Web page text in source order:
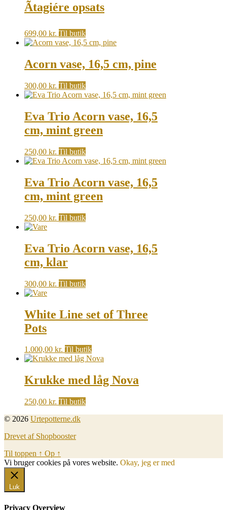
Ãtagiére opsats
699,00 kr. Til butik
Acorn vase, 16,5 cm, pine
300,00 kr. Til butik
Eva Trio Acorn vase, 16,5
cm, mint green
250,00 kr. Til butik
Eva Trio Acorn vase, 16,5
cm, mint green
250,00 kr. Til butik
Eva Trio Acorn vase, 16,5
cm, klar
300,00 kr. Til butik
White Line set of Three
Pots
1.000,00 kr. Til butik
Krukke med låg Nova
250,00 kr. Til butik
© 2026 Urtepotterne.dk
Drevet af Shopbooster
Til toppen ↑ Op ↑
Vi bruger cookies på vores website. Okay, jeg er med
Luk
Privacy Overview